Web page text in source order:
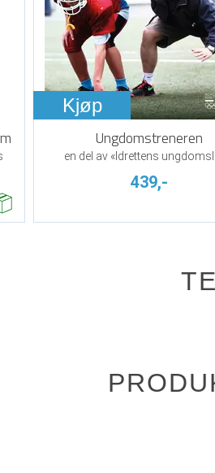
Kjøp
Ungdomstreneren
en del av «Idrettens
439,-